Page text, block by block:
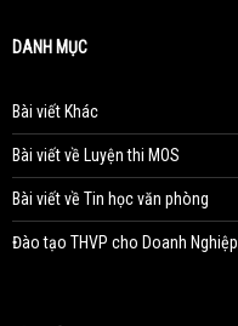
DANH MỤC
Bài viết Khác
Bài viết về Luyện thi MOS
Bài viết về Tin học văn phòng
Đào tạo THVP cho Doanh Nghiệp